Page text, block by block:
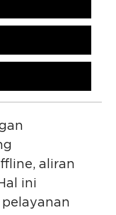
aliran
ini